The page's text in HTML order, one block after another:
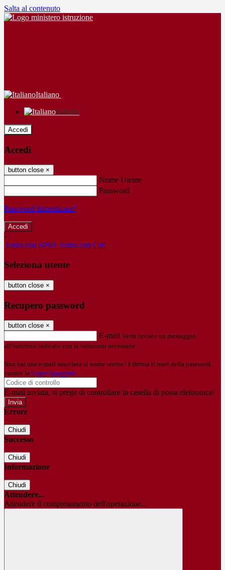
Salta al contenuto
Italiano
Italiano
Accedi
Accedi
button close ×
Nome Utente
Password
Password dimenticata?
-
Entra con SPID Entra con CIE
Seleziona utente
button close ×
Recupero password
button close ×
E-mail Verrà inviato un messaggio
all'indirizzo indicato con le istruzioni necessarie.
Non hai una e-mail associata al nome utente? Effettua il reset della password
tramite la Login Spaggiari
E-mail inviata, si prega di controllare la casella di posta elettronica!
Errore
Chiudi
Successo
Chiudi
Informazione
Chiudi
Attendere...
Attendere il completamento dell'operazione...